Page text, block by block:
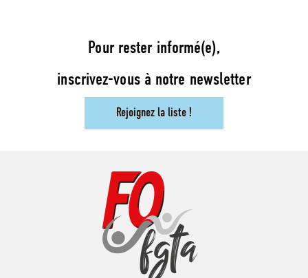
Pour rester informé(e),
inscrivez-vous à notre newsletter
Rejoignez la liste !